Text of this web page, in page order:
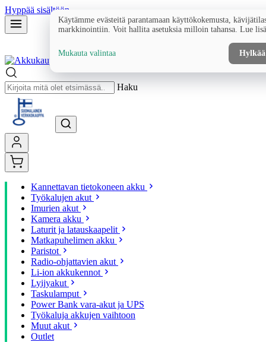
Hyppää sisältöön
Haku
Kannettavan tietokoneen akku
Työkalujen akut
Imurien akut
Kamera akku
Laturit ja latauskaapelit
Matkapuhelimen akku
Paristot
Radio-ohjattavien akut
Li-ion akkukennot
Lyijyakut
Taskulamput
Power Bank vara-akut ja UPS
Työkaluja akkujen vaihtoon
Muut akut
Outlet
Käytämme evästeitä parantamaan käyttökokemusta,
markkinointiin. Voit hallita asetuksia milloin tahansa. Lue
Mukauta valintaa Hylkää